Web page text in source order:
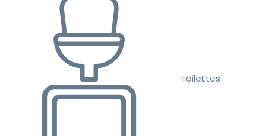
Toilettes